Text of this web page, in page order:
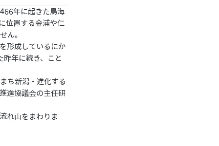
年に起きた鳥海
位置する金浦や仁
ん。
形成しているにか
昨年に続き、こと
ち新潟・進化する
進協議会の主任研
れ山をまわりま